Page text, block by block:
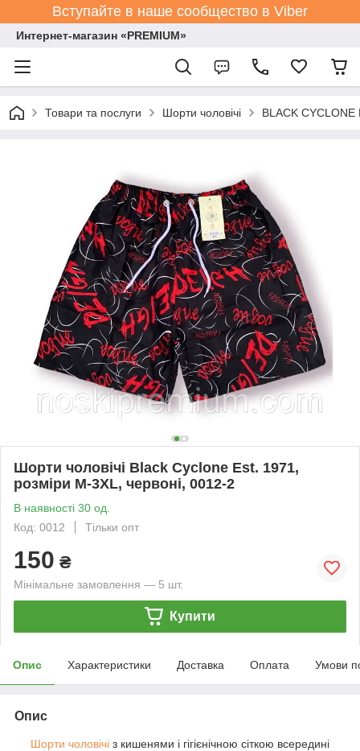
Вступайте в наше сообщество в Viber
Интернет-магазин «PREMIUM»
Товари та послуги Шорти чоловічі BLACK CYCLONE
Шорти чоловічі Black Cyclone Est. 1971,
розміри M-3XL, червоні, 0012-2
В наявності 30 од.
Код: 0012
Тільки опт
150 ₴
Мінімальне замовлення — 5 шт.
Купити
Опис Характеристики Доставка Оплата Умови
Опис
Шорти чоловічі з кишенями і гігієнічною сіткою всередині